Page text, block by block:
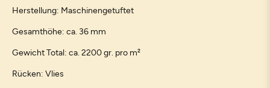
Herstellung: Maschinengetuftet
Gesamthöhe: ca. 36 mm
Gewicht Total: ca. 2200 gr. pro m²
Rücken: Vlies